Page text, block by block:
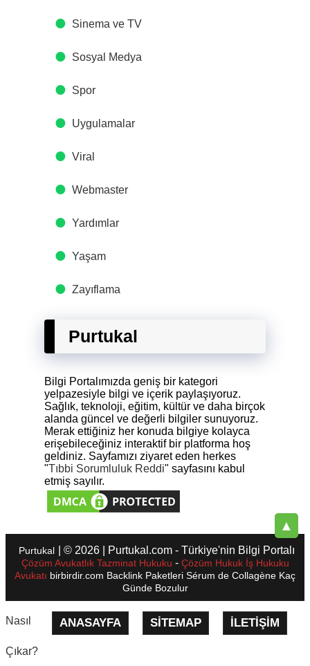
Sinema ve TV
Sosyal Medya
Spor
Uygulamalar
Viral
Webmaster
Yardımlar
Yaşam
Zayıflama
Purtukal
Bilgi Portalımızda geniş bir kategori
yelpazesiyle bilgi ve içerik paylaşıyoruz.
Sağlık, teknoloji, eğitim, kültür ve daha birçok
alanda güncel ve değerli bilgiler sunuyoruz.
Merak ettiğiniz her konuda bilgiye kolayca
erişebileceğiniz interaktif bir platforma hoş
geldiniz. Sayfamızı ziyaret eden herkes
"Tıbbi Sorumluluk Reddi" sayfasını kabul
etmiş sayılır.
▲
Purtukal | © 2026 | Purtukal.com - Türkiye'nin Bilgi Portalı
Çözüm Avukatlık Tazminat Hukuku - Çözüm Hukuk İş Hukuku
Avukatı birbirdir.com Backlink Paketleri Sérum de Collagène Kaç
Günde Bozulur
ANASAYFA SITEMAP İLETIŞIM
Nasıl
Çıkar?